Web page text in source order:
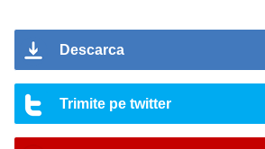
Descarca
Trimite pe twitter